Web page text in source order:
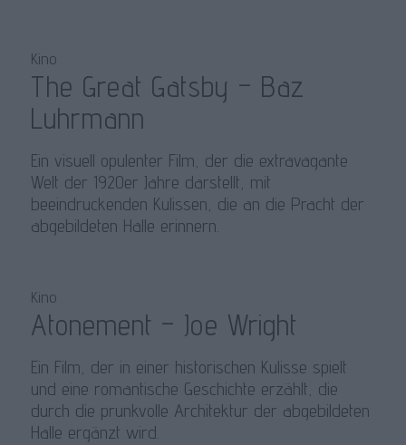
Kino
The Great Gatsby – Baz
Luhrmann
Ein visuell opulenter Film, der die extravagante
Welt der 1920er Jahre darstellt, mit
beeindruckenden Kulissen, die an die Pracht der
abgebildeten Halle erinnern.
Kino
Atonement – Joe Wright
Ein Film, der in einer historischen Kulisse spielt
und eine romantische Geschichte erzählt, die
durch die prunkvolle Architektur der abgebildeten
Halle ergänzt wird.